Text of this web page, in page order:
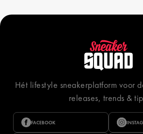
Hét lifestyle sneakerplatform voor
releases, trends &
FACEBOOK